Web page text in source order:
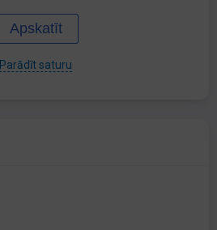
Apskatīt
Parādīt saturu